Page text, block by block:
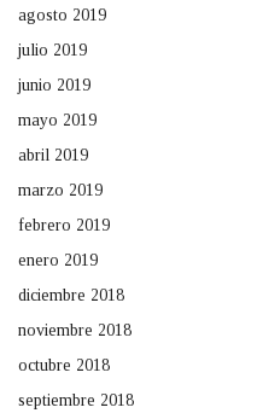
agosto 2019
julio 2019
junio 2019
mayo 2019
abril 2019
marzo 2019
febrero 2019
enero 2019
diciembre 2018
noviembre 2018
octubre 2018
septiembre 2018